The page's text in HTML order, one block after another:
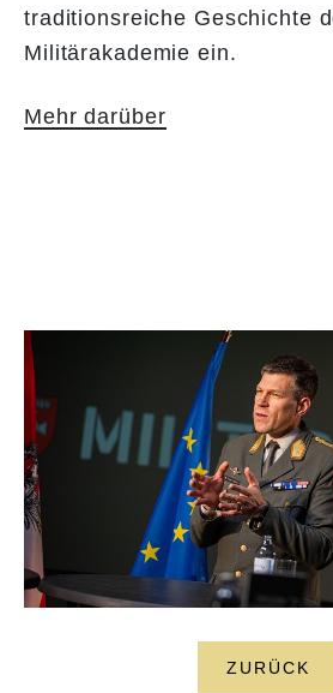
traditionsreiche Geschichte
Militärakademie ein.
Mehr darüber
ZURÜCK